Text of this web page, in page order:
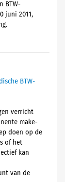
BTW-
juni 2011,
BTW-
verricht
make-
doen op de
of het
kan
van de